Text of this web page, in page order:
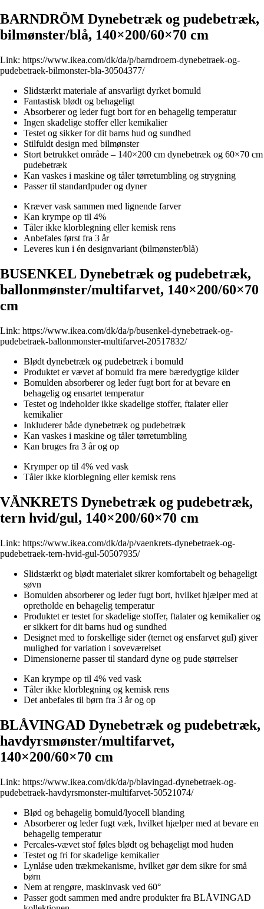
BARNDRÖM Dynebetræk og pudebetræk,
bilmønster/blå, 140×200/60×70 cm
Link: https://www.ikea.com/dk/da/p/barndroem-dynebetraek-og-
pudebetraek-bilmonster-bla-30504377/
Slidstærkt materiale af ansvarligt dyrket bomuld
Fantastisk blødt og behageligt
Absorberer og leder fugt bort for en behagelig temperatur
Ingen skadelige stoffer eller kemikalier
Testet og sikker for dit barns hud og sundhed
Stilfuldt design med bilmønster
Stort betrukket område – 140×200 cm dynebetræk og 60×70 cm
pudebetræk
Kan vaskes i maskine og tåler tørretumbling og strygning
Passer til standardpuder og dyner
Kræver vask sammen med lignende farver
Kan krympe op til 4%
Tåler ikke klorblegning eller kemisk rens
Anbefales først fra 3 år
Leveres kun i én designvariant (bilmønster/blå)
BUSENKEL Dynebetræk og pudebetræk,
ballonmønster/multifarvet, 140×200/60×70
cm
Link: https://www.ikea.com/dk/da/p/busenkel-dynebetraek-og-
pudebetraek-ballonmonster-multifarvet-20517832/
Blødt dynebetræk og pudebetræk i bomuld
Produktet er vævet af bomuld fra mere bæredygtige kilder
Bomulden absorberer og leder fugt bort for at bevare en
behagelig og ensartet temperatur
Testet og indeholder ikke skadelige stoffer, ftalater eller
kemikalier
Inkluderer både dynebetræk og pudebetræk
Kan vaskes i maskine og tåler tørretumbling
Kan bruges fra 3 år og op
Krymper op til 4% ved vask
Tåler ikke klorblegning eller kemisk rens
VÄNKRETS Dynebetræk og pudebetræk,
tern hvid/gul, 140×200/60×70 cm
Link: https://www.ikea.com/dk/da/p/vaenkrets-dynebetraek-og-
pudebetraek-tern-hvid-gul-50507935/
Slidstærkt og blødt materialet sikrer komfortabelt og behageligt
søvn
Bomulden absorberer og leder fugt bort, hvilket hjælper med at
opretholde en behagelig temperatur
Produktet er testet for skadelige stoffer, ftalater og kemikalier og
er sikkert for dit barns hud og sundhed
Designet med to forskellige sider (ternet og ensfarvet gul) giver
mulighed for variation i soveværelset
Dimensionerne passer til standard dyne og pude størrelser
Kan krympe op til 4% ved vask
Tåler ikke klorblegning og kemisk rens
Det anbefales til børn fra 3 år og op
BLÅVINGAD Dynebetræk og pudebetræk,
havdyrsmønster/multifarvet,
140×200/60×70 cm
Link: https://www.ikea.com/dk/da/p/blavingad-dynebetraek-og-
pudebetraek-havdyrsmonster-multifarvet-50521074/
Blød og behagelig bomuld/lyocell blanding
Absorberer og leder fugt væk, hvilket hjælper med at bevare en
behagelig temperatur
Percales-vævet stof føles blødt og behageligt mod huden
Testet og fri for skadelige kemikalier
Lynlåse uden trækmekanisme, hvilket gør dem sikre for små
børn
Nem at rengøre, maskinvask ved 60°
Passer godt sammen med andre produkter fra BLÅVINGAD